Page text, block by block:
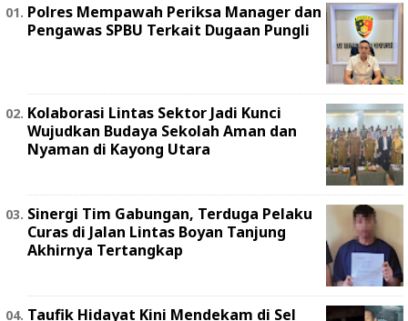
Polres Mempawah Periksa Manager dan
Pengawas SPBU Terkait Dugaan Pungli
Kolaborasi Lintas Sektor Jadi Kunci
Wujudkan Budaya Sekolah Aman dan
Nyaman di Kayong Utara
Sinergi Tim Gabungan, Terduga Pelaku
Curas di Jalan Lintas Boyan Tanjung
Akhirnya Tertangkap
Taufik Hidayat Kini Mendekam di Sel